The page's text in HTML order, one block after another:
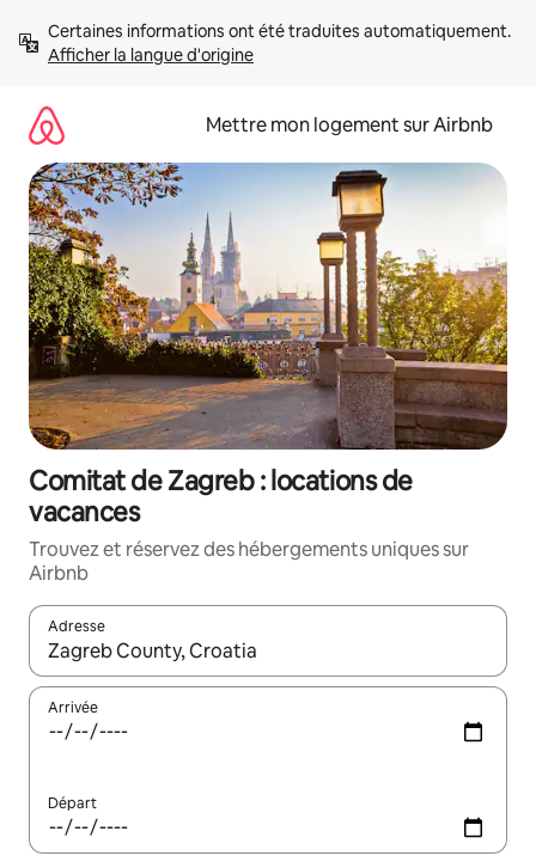
directement
Afficher la langue d'origine
Mettre mon logement sur Airbnb
Comitat de Zagreb : locations de
vacances
Trouvez et réservez des hébergements uniques sur
Airbnb
Adresse
Lorsque les résultats s'affichent, utilisez les flèches vers le
Arrivée
Départ